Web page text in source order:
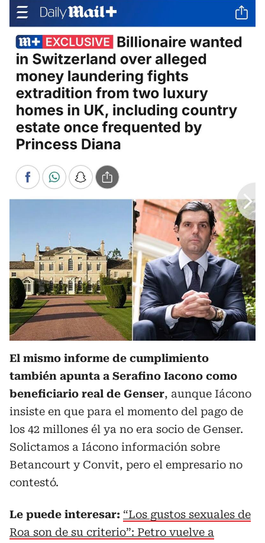
El mismo informe de cumplimiento
también apunta a Serafino Iacono como
beneficiario real de Genser, aunque Iácono
insiste en que para el momento del pago de
los 42 millones él ya no era socio de Genser.
Solictamos a Iácono información sobre
Betancourt y Convit, pero el empresario no
contestó.
Le puede interesar: “Los gustos sexuales de
Roa son de su criterio”: Petro vuelve a